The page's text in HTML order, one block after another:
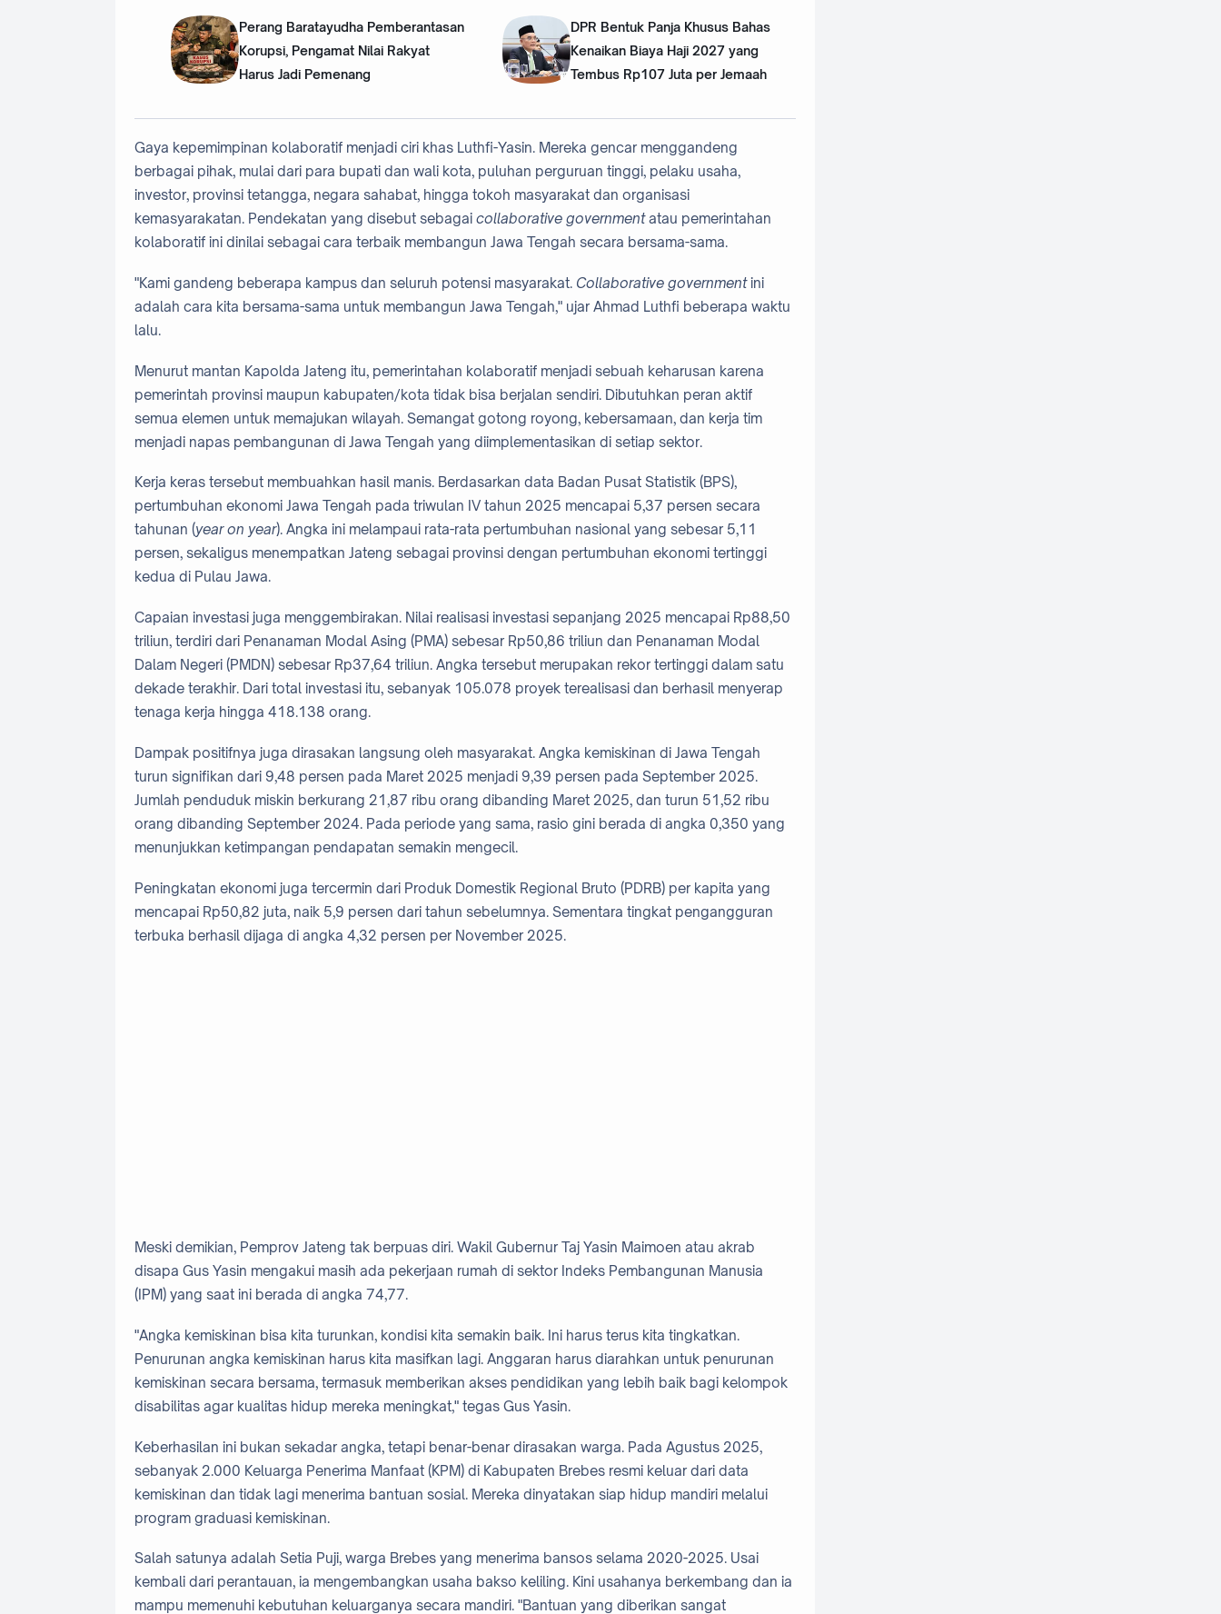
Perang Baratayudha Pemberantasan
Korupsi, Pengamat Nilai Rakyat
Harus Jadi Pemenang
DPR Bentuk Panja Khusus Bahas
Kenaikan Biaya Haji 2027 yang
Tembus Rp107 Juta per Jemaah
Gaya kepemimpinan kolaboratif menjadi ciri khas Luthfi-Yasin. Mereka gencar menggandeng
berbagai pihak, mulai dari para bupati dan wali kota, puluhan perguruan tinggi, pelaku usaha,
investor, provinsi tetangga, negara sahabat, hingga tokoh masyarakat dan organisasi
kemasyarakatan. Pendekatan yang disebut sebagai collaborative governmentatau pemerintahan
kolaboratif ini dinilai sebagai cara terbaik membangun Jawa Tengah secara bersama-sama.
"Kami gandeng beberapa kampus dan seluruh potensi masyarakat. Collaborative governmentini
adalah cara kita bersama-sama untuk membangun Jawa Tengah," ujar Ahmad Luthfi beberapa waktu
lalu.
Menurut mantan Kapolda Jateng itu, pemerintahan kolaboratif menjadi sebuah keharusan karena
pemerintah provinsi maupun kabupaten/kota tidak bisa berjalan sendiri. Dibutuhkan peran aktif
semua elemen untuk memajukan wilayah. Semangat gotong royong, kebersamaan, dan kerja tim
menjadi napas pembangunan di Jawa Tengah yang diimplementasikan di setiap sektor.
Kerja keras tersebut membuahkan hasil manis. Berdasarkan data Badan Pusat Statistik (BPS),
pertumbuhan ekonomi Jawa Tengah pada triwulan IV tahun 2025 mencapai 5,37 persen secara
tahunan (year on year). Angka ini melampaui rata-rata pertumbuhan nasional yang sebesar 5,11
persen, sekaligus menempatkan Jateng sebagai provinsi dengan pertumbuhan ekonomi tertinggi
kedua di Pulau Jawa.
Capaian investasi juga menggembirakan. Nilai realisasi investasi sepanjang 2025 mencapai Rp88,50
triliun, terdiri dari Penanaman Modal Asing (PMA) sebesar Rp50,86 triliun dan Penanaman Modal
Dalam Negeri (PMDN) sebesar Rp37,64 triliun. Angka tersebut merupakan rekor tertinggi dalam satu
dekade terakhir. Dari total investasi itu, sebanyak 105.078 proyek terealisasi dan berhasil menyerap
tenaga kerja hingga 418.138 orang.
Dampak positifnya juga dirasakan langsung oleh masyarakat. Angka kemiskinan di Jawa Tengah
turun signifikan dari 9,48 persen pada Maret 2025 menjadi 9,39 persen pada September 2025.
Jumlah penduduk miskin berkurang 21,87 ribu orang dibanding Maret 2025, dan turun 51,52 ribu
orang dibanding September 2024. Pada periode yang sama, rasio gini berada di angka 0,350 yang
menunjukkan ketimpangan pendapatan semakin mengecil.
Peningkatan ekonomi juga tercermin dari Produk Domestik Regional Bruto (PDRB) per kapita yang
mencapai Rp50,82 juta, naik 5,9 persen dari tahun sebelumnya. Sementara tingkat pengangguran
terbuka berhasil dijaga di angka 4,32 persen per November 2025.
Meski demikian, Pemprov Jateng tak berpuas diri. Wakil Gubernur Taj Yasin Maimoen atau akrab
disapa Gus Yasin mengakui masih ada pekerjaan rumah di sektor Indeks Pembangunan Manusia
(IPM) yang saat ini berada di angka 74,77.
"Angka kemiskinan bisa kita turunkan, kondisi kita semakin baik. Ini harus terus kita tingkatkan.
Penurunan angka kemiskinan harus kita masifkan lagi. Anggaran harus diarahkan untuk penurunan
kemiskinan secara bersama, termasuk memberikan akses pendidikan yang lebih baik bagi kelompok
disabilitas agar kualitas hidup mereka meningkat," tegas Gus Yasin.
Keberhasilan ini bukan sekadar angka, tetapi benar-benar dirasakan warga. Pada Agustus 2025,
sebanyak 2.000 Keluarga Penerima Manfaat (KPM) di Kabupaten Brebes resmi keluar dari data
kemiskinan dan tidak lagi menerima bantuan sosial. Mereka dinyatakan siap hidup mandiri melalui
program graduasi kemiskinan.
Salah satunya adalah Setia Puji, warga Brebes yang menerima bansos selama 2020-2025. Usai
kembali dari perantauan, ia mengembangkan usaha bakso keliling. Kini usahanya berkembang dan ia
mampu memenuhi kebutuhan keluarganya secara mandiri. "Bantuan yang diberikan sangat